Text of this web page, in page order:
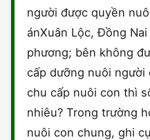
THUẾ - BẢO HIỂM
HÔN NHÂN - GIA ĐÌNH
LAO ĐỘNG
SỞ HỮU TRÍ TUỆ
THỪA KẾ - DI CHÚC
HỘ KINH DOANH
SỞ HỮU TRÍ TUỆ
LÝ LỊCH TƯ PHÁP
TRÍCH LỤC HỘ TỊCH
TỐ TỤNG
KHÁC
người được quyền
ánXuân Lộc, Đồng
phương; bên không
cấp dưỡng nuôi người
chu cấp nuôi con thì
nhiêu? Trong trường
nuôi con chung, ghi